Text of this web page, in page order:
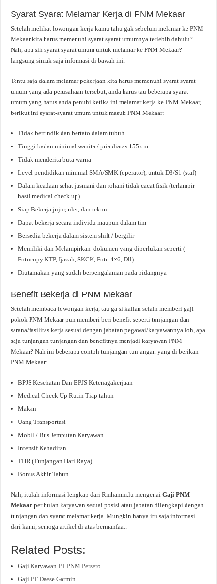
Syarat Syarat Melamar Kerja di PNM Mekaar
Setelah melihat lowongan kerja kamu tahu gak sebelum melamar ke PNM
Mekaar kita harus memenuhi syarat syarat umumnya terlebih dahulu?
Nah, apa sih syarat syarat umum untuk melamar ke PNM Mekaar?
langsung simak saja informasi di bawah ini.
Tentu saja dalam melamar pekerjaan kita harus memenuhi syarat syarat
umum yang ada perusahaan tersebut, anda harus tau beberapa syarat
umum yang harus anda penuhi ketika ini melamar kerja ke PNM Mekaar,
berikut ini syarat-syarat umum untuk masuk PNM Mekaar:
Tidak bertindik dan bertato dalam tubuh
Tinggi badan minimal wanita / pria diatas 155 cm
Tidak menderita buta warna
Level pendidikan minimal SMA/SMK (operator), untuk D3/S1 (staf)
Dalam keadaan sehat jasmani dan rohani tidak cacat fisik (terlampir
hasil medical check up)
Siap Bekerja jujur, ulet, dan tekun
Dapat bekerja secara individu maupun dalam tim
Bersedia bekerja dalam sistem shift / bergilir
Memiliki dan Melampirkan dokumen yang diperlukan seperti (
Fotocopy KTP, Ijazah, SKCK, Foto 4×6, Dll)
Diutamakan yang sudah berpengalaman pada bidangnya
Benefit Bekerja di PNM Mekaar
Setelah membaca lowongan kerja, tau ga si kalian selain memberi gaji
pokok PNM Mekaar pun memberi beri benefit seperti tunjangan dan
sarana/fasilitas kerja sesuai dengan jabatan pegawai/karyawannya loh, apa
saja tunjangan tunjangan dan benefitnya menjadi karyawan PNM
Mekaar? Nah ini beberapa contoh tunjangan-tunjangan yang di berikan
PNM Mekaar:
BPJS Kesehatan Dan BPJS Ketenagakerjaan
Medical Check Up Rutin Tiap tahun
Makan
Uang Transportasi
Mobil / Bus Jemputan Karyawan
Intensif Kehadiran
THR (Tunjangan Hari Raya)
Bonus Akhir Tahun
Nah, itulah informasi lengkap dari Rmhamm.lu mengenaiGaji PNM
Mekaarper bulan karyawan sesuai posisi atau jabatan dilengkapi dengan
tunjangan dan syarat melamar kerja. Mungkin hanya itu saja informasi
dari kami, semoga artikel di atas bermanfaat.
Related Posts:
Gaji Karyawan PT PNM Persero
Gaji PT Daese Garmin